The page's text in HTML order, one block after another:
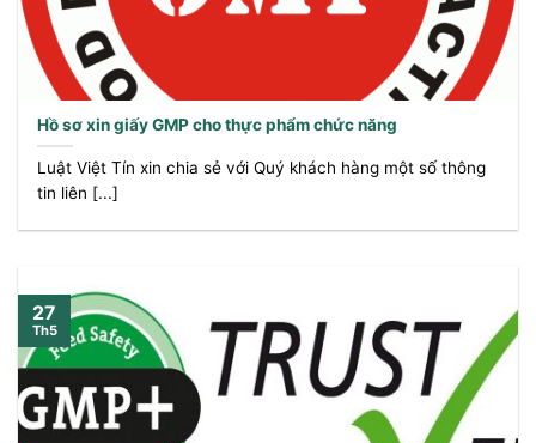
Hồ sơ xin giấy GMP cho thực phẩm chức năng
Luật Việt Tín xin chia sẻ với Quý khách hàng một số thông
tin liên [...]
27
Th5